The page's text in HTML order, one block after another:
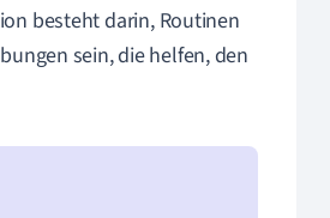
besteht darin, Routinen
sein, die helfen, den